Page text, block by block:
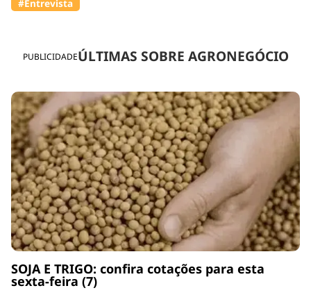
PUBLICIDADEÚLTIMAS SOBRE AGRONEGÓCIO
SOJA E TRIGO: confira cotações para esta
sexta-feira (7)
#Entrevista